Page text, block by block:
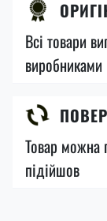
Всі товари
виробниками
Товар можна
підійшов